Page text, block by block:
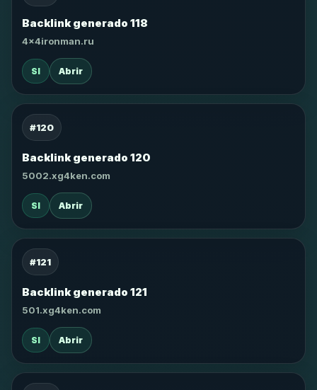
Backlink generado 118
4x4ironman.ru
SI Abrir
#120
Backlink generado 120
5002.xg4ken.com
SI Abrir
#121
Backlink generado 121
501.xg4ken.com
SI Abrir